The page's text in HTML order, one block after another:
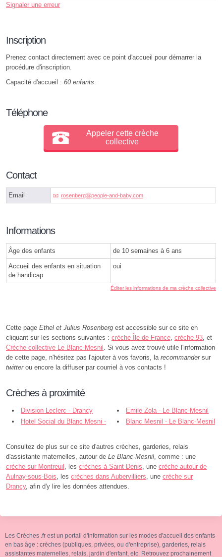
Signaler une erreur
Inscription
Prenez contact directement avec ce point d'accueil pour démarrer la
procédure d'inscription.
Capacité d'accueil : 60 enfants
Téléphone
Appeler cette crèche
collective
Contact
Email rosenbergⓐpeople-and-baby.com
Informations
Âge des enfants de 10 semaines à 6 ans
Accueil des enfants en situation
de handicap
oui
Éditer les informations de ma crèche collective
Cette page Ethel et Julius Rosenberg est accessible sur ce site en
cliquant sur les sections suivantes : crèche Île-de-France crèche 93 , et
Crèche collective Le Blanc-Mesnil . Si vous avez trouvé utile l'information
de cette page, n'hésitez pas l'ajouter à vos favoris, la recommandersur
twitterou encore la diffuser par courriel à vos contacts !
Crèches à proximité
Division Leclerc - Drancy
Emile Zola - Le Blanc-Mesnil
Hotel Social du Blanc Mesni -
Blanc Mesnil - Le Blanc-Mesnil
Consultez de plus sur ce site d'autres crèches, garderies, relais
d'assistante maternelles, autour de Le Blanc-Mesnil , comme : une
crèche sur Montreuil , les crèches à Saint-Denis , une crèche autour de
Aulnay-sous-Bois , les crèches dans Aubervilliers , une crèche sur
Drancy, afin d'y lire les données attendues.
Les Crèches .fr est un portail d'information sur les modes d'accueil des enfants
en bas âge : crèches (publiques, privées, ou d'entreprise), garderies, relais
assistantes maternelles, relais, jardin d'enfant, etc. Retrouvez prochainement